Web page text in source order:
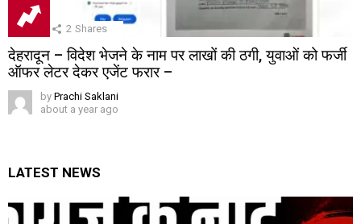
2 Shares
देहरादून – विदेश भेजने के नाम पर लाखों की ठगी, युवाओं को फर्जी
ऑफर लेटर देकर एजेंट फरार –
by Prachi Saklani
about a year ago
LATEST NEWS